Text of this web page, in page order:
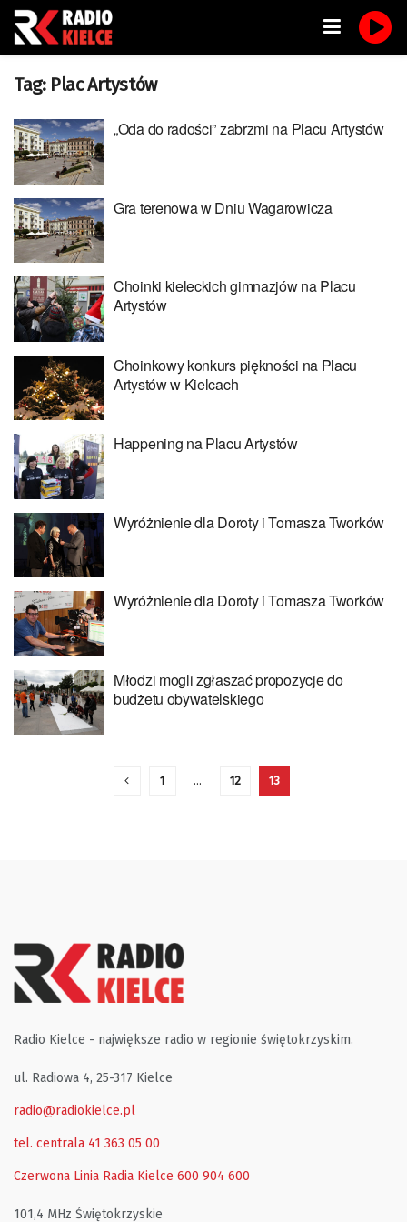
Tag: Plac Artystów
„Oda do radości” zabrzmi na Placu Artystów
Gra terenowa w Dniu Wagarowicza
Choinki kieleckich gimnazjów na Placu
Artystów
Choinkowy konkurs piękności na Placu
Artystów w Kielcach
Happening na Placu Artystów
Wyróżnienie dla Doroty i Tomasza Tworków
Wyróżnienie dla Doroty i Tomasza Tworków
Młodzi mogli zgłaszać propozycje do
budżetu obywatelskiego
1 … 12 13
Radio Kielce - największe radio w regionie świętokrzyskim.
ul. Radiowa 4, 25-317 Kielce
radio@radiokielce.pl
tel. centrala 41 363 05 00
Czerwona Linia Radia Kielce 600 904 600
101,4 MHz Świętokrzyskie